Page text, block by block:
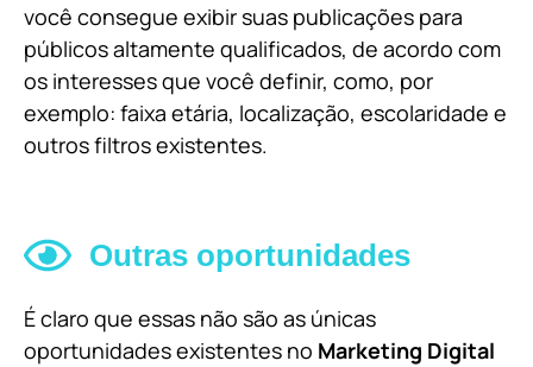
você consegue exibir suas publicações para
públicos altamente qualificados, de acordo com
os interesses que você definir, como, por
exemplo: faixa etária, localização, escolaridade e
outros filtros existentes.
Outras oportunidades
É claro que essas não são as únicas
oportunidades existentes no Marketing Digital